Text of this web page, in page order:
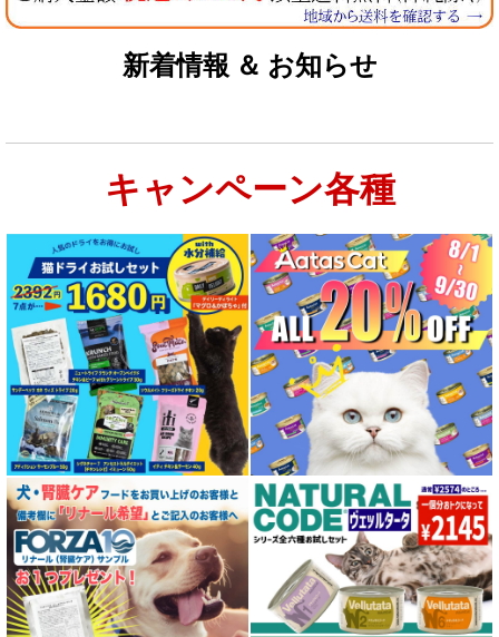
新着情報 ＆ お知らせ
キャンペーン各種